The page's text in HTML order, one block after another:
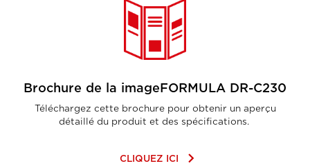
Brochure de la imageFORMULA DR-C230
Téléchargez cette brochure pour obtenir un aperçu
détaillé du produit et des spécifications. ​
CLIQUEZ ICI keyboard_arrow_right